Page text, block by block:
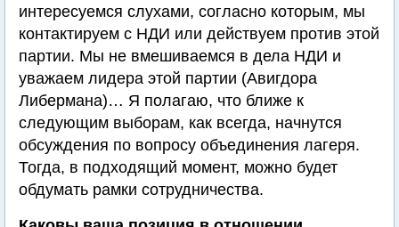
интересуемся слухами, согласно которым, мы
контактируем с НДИ или действуем против этой
партии. Мы не вмешиваемся в дела НДИ и
уважаем лидера этой партии (Авигдора
Либермана)… Я полагаю, что ближе к
следующим выборам, как всегда, начнутся
обсуждения по вопросу объединения лагеря.
Тогда, в подходящий момент, можно будет
обдумать рамки сотрудничества.